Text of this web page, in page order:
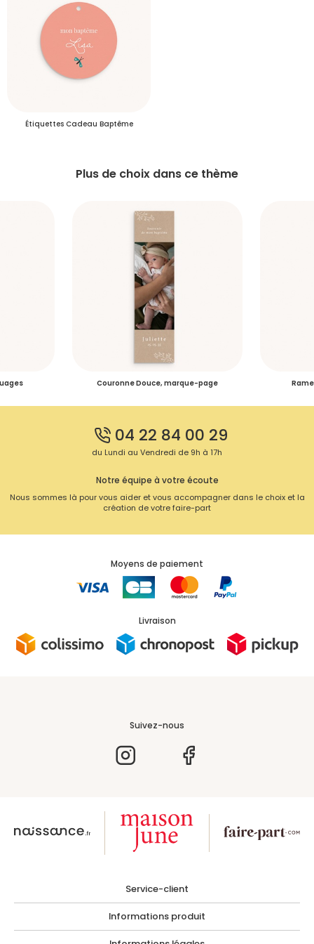
Étiquettes Cadeau Baptême
Plus de choix dans ce thème
Couronne Douce, marque-page
04 22 84 00 29
du Lundi au Vendredi de 9h à 17h
Notre équipe à votre écoute
Nous sommes là pour vous aider et vous accompagner dans le choix et la
création de votre faire-part
Moyens de paiement
Livraison
Suivez-nous
Service-client
Informations produit